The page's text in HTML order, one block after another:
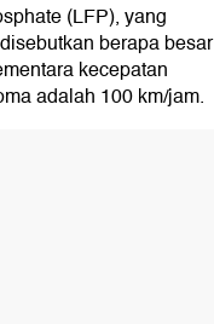
(LFP), yang
berapa besar
kecepatan
adalah 100 km/jam.